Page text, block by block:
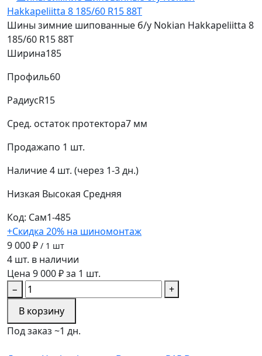
Шины зимние шипованные б/у Nokian Hakkapeliitta 8
185/60 R15 88T
Ширина185
Профиль60
РадиусR15
Сред. остаток протектора7 мм
Продажапо 1 шт.
Наличие4 шт. (через 1-3 дн.)
Низкая Высокая Средняя
Код: Сам1-485
+Скидка 20% на шиномонтаж
9 000 ₽ / 1 шт
4 шт. в наличии
Цена 9 000 ₽ за 1 шт.
−
+
В корзину
Под заказ ~1 дн.